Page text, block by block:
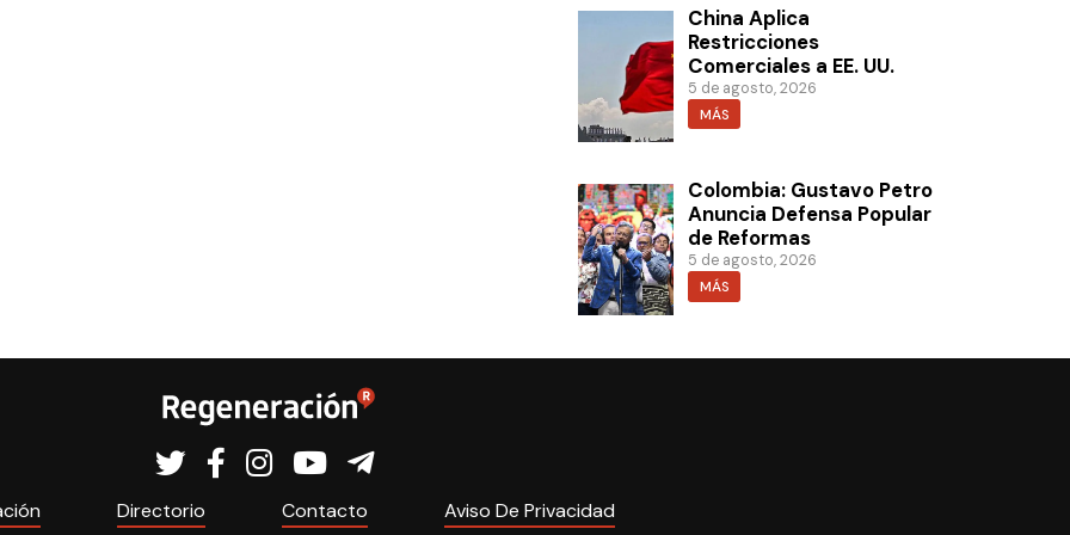
China Aplica
Restricciones
Comerciales a EE. UU.
5 de agosto, 2026
MÁS
Colombia: Gustavo Petro
Anuncia Defensa Popular
de Reformas
5 de agosto, 2026
MÁS
Directorio Contacto Aviso De Privacidad